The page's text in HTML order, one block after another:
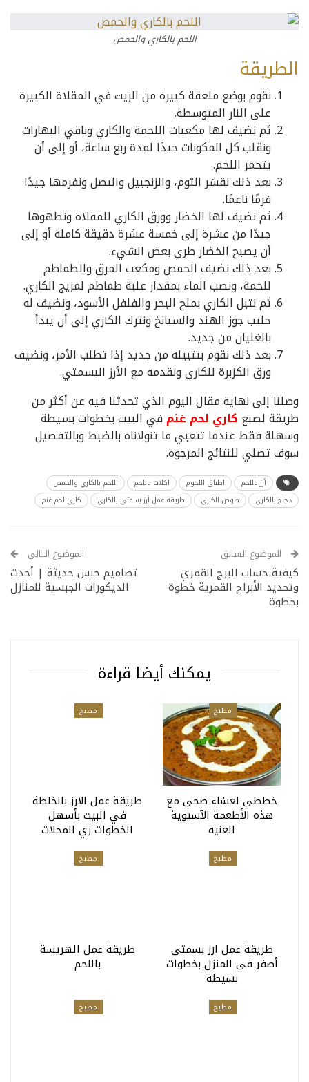
اللحم بالكاري والحمص
الطريقة
نقوم بوضع ملعقة كبيرة من الزيت في المقلاة الكبيرة
على النار المتوسطة.
ثم نضيف لها مكعبات اللحمة والكاري وباقي البهارات
ونقلب كل المكونات جيدًا لمدة ربع ساعة، أو إلى أن
يتحمر اللحم.
بعد ذلك نقشر الثوم، والزنجبيل والبصل ونفرمها جيدًا
فرمًا ناعمًا.
ثم نضيف لها الخضار وورق الكاري للمقلاة ونطهوها
جيدًا من عشرة إلى خمسة عشرة دقيقة كاملة أو إلى
أن يصبح الخضار طري بعض الشيء.
بعد ذلك نضيف الحمص ومكعب المرق والطماطم
للحمة، ونصب الماء بمقدار علبة طماطم لمزيج الكاري.
ثم نتبل الكاري بملح البحر والفلفل الأسود، ونضيف له
حليب جوز الهند والسبانخ ونترك الكاري إلى أن يبدأ
بالغليان من جديد.
بعد ذلك نقوم بتتبيله من جديد إذا تطلب الأمر، ونضيف
ورق الكزبرة للكاري ونقدمه مع الأرز البسمتي.
وصلنا إلى نهاية مقال اليوم الذي تحدثنا فيه عن أكثر من
طريقة لصنع كاري لحم غنم في البيت بخطوات بسيطة
وسهلة فقط عندما تتعبي ما تنولاناه بالضبط وبالتفصيل
سوف تصلي للنتائج المرجوة.
أرز باللحم اطباق اللحوم اكلات باللحم
اللحم بالكاري والحمص
دجاج بالكاري
صوص الكاري طريقة عمل أرز بسمتي بالكاري كاري لحم غنم
الموضوع السابق
كيفية حساب البرج القمري
وتحديد الأبراج القمرية خطوة
بخطوة
الموضوع التالي
تصاميم جبس حديثة | أحدث
الديكورات الجبسية للمنازل
يمكنك أيضا قراءة
مطبخ
خططي لعشاء صحي مع
هذه الأطعمة الآسيوية
الغنية
مطبخ
طريقة عمل الارز بالخلطة
في البيت بأسهل
الخطوات زي المحلات
مطبخ
طريقة عمل ارز بسمتى
أصفر في المنزل بخطوات
بسيطة
مطبخ
طريقة عمل الهريسة
باللحم
مطبخ مطبخ